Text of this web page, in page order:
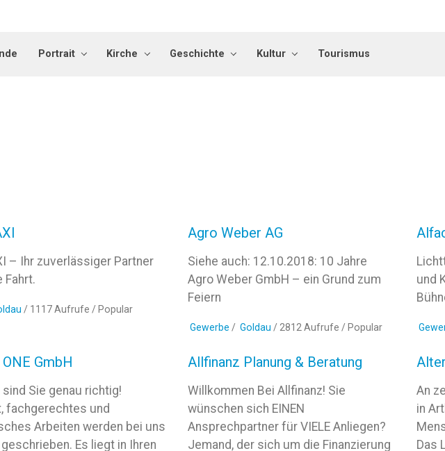
Portrait Kirche Geschichte Kultur Tourismus
– Ihr zuverlässiger Partner
Fahrt.
/ 1117 Aufrufe / Popular
Agro Weber AG
Siehe auch: 12.10.2018: 10 Jahre
Agro Weber GmbH – ein Grund zum
Feiern
Gewerbe / Goldau / 2812 Aufrufe / Popular
und
GmbH
sind Sie genau richtig!
fachgerechtes und
Arbeiten werden bei uns
geschrieben. Es liegt in Ihren
Allfinanz Planung & Beratung
Willkommen Bei Allfinanz! Sie
wünschen sich EINEN
Ansprechpartner für VIELE Anliegen?
Jemand, der sich um die Finanzierung
An
in
Das